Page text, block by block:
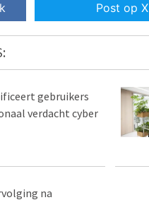
Post op X
gebruikers
verdacht cyber
na